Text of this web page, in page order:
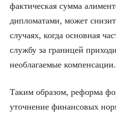
фактическая сумма
дипломатами, может
случаях, когда основная
службу за границей
необлагаемые компенсации.
Таким образом, реформа
уточнение финансовых